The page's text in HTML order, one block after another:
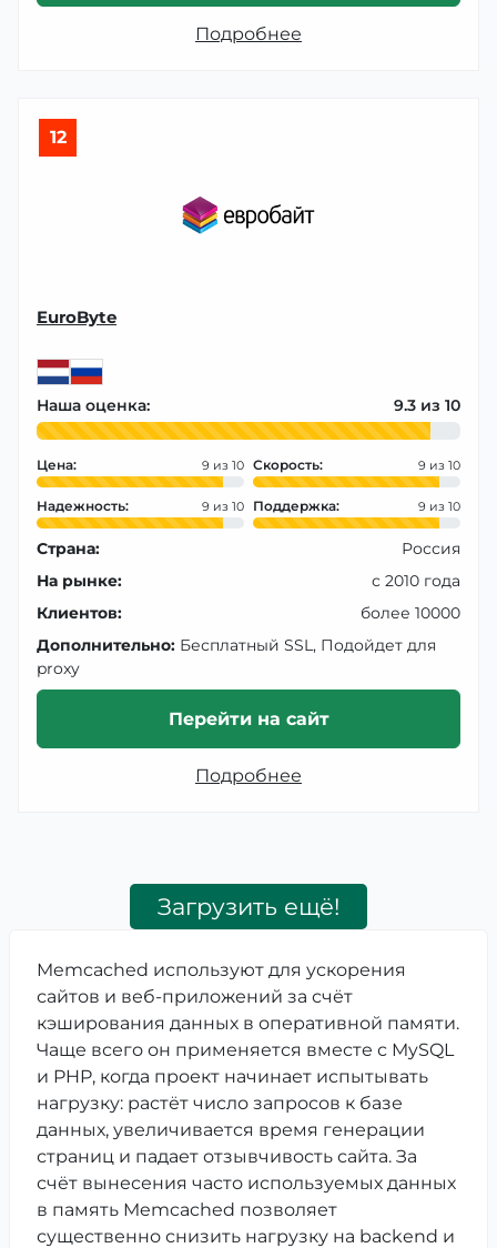
Memcached используют для ускорения
сайтов и веб-приложений за счёт
кэширования данных в оперативной памяти.
Чаще всего он применяется вместе с MySQL
и PHP, когда проект начинает испытывать
нагрузку: растёт число запросов к базе
данных, увеличивается время генерации
страниц и падает отзывчивость сайта. За
счёт вынесения часто используемых данных
в память Memcached позволяет
существенно снизить нагрузку на backend и
Подробнее
12
EuroByte
Наша оценка: 9.3
Цена: 9 Скорость: 9
Надежность: 9 Поддержка: 9
Страна:
Россия
На рынке:
с 2010 года
Клиентов:
более 10000
Дополнительно: Бесплатный SSL, Подойдет для
proxy
Перейти на сайт
Подробнее
Загрузить ещё!